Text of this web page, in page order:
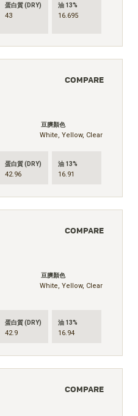
蛋白質 (DRY)
43
油 13%
16.695
豆臍顏色
White, Yellow, Clear
蛋白質 (DRY)
42.96
油 13%
16.91
COMPARE
豆臍顏色
White, Yellow, Clear
蛋白質 (DRY)
42.9
油 13%
16.94
COMPARE
COMPARE